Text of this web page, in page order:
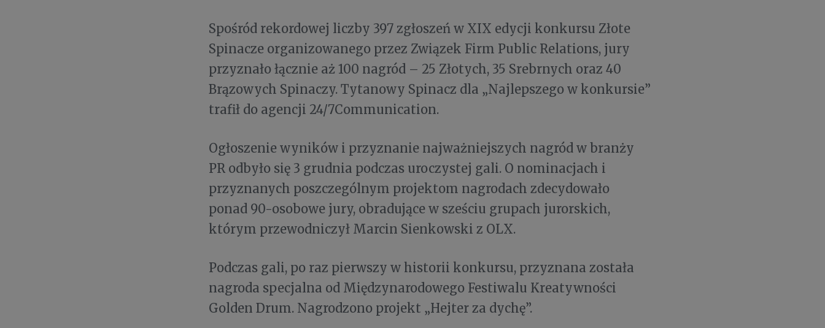
Spośród rekordowej liczby 397 zgłoszeń w XIX edycji konkursu Złote
Spinacze organizowanego przez Związek Firm Public Relations, jury
przyznało łącznie aż 100 nagród – 25 Złotych, 35 Srebrnych oraz 40
Brązowych Spinaczy. Tytanowy Spinacz dla „Najlepszego w konkursie”
trafił do agencji 24/7Communication.
Ogłoszenie wyników i przyznanie najważniejszych nagród w branży
PR odbyło się 3 grudnia podczas uroczystej gali. O nominacjach i
przyznanych poszczególnym projektom nagrodach zdecydowało
ponad 90-osobowe jury, obradujące w sześciu grupach jurorskich,
którym przewodniczył Marcin Sienkowski z OLX.
Podczas gali, po raz pierwszy w historii konkursu, przyznana została
nagroda specjalna od Międzynarodowego Festiwalu Kreatywności
Golden Drum. Nagrodzono projekt „Hejter za dychę”.